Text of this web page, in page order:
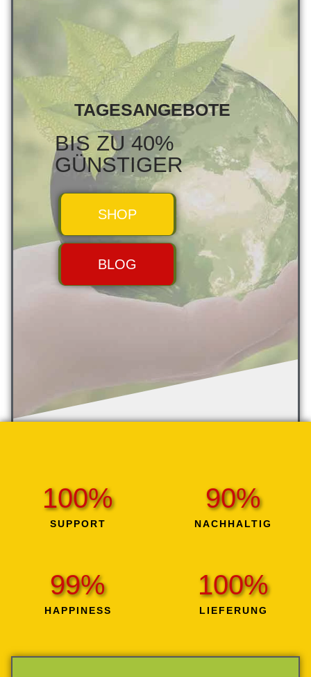
TAGESANGEBOTE
BIS ZU 40%
GÜNSTIGER
SHOP
BLOG
SUPPORT
100%
NACHHALTIG
90%
HAPPINESS
99%
LIEFERUNG
100%